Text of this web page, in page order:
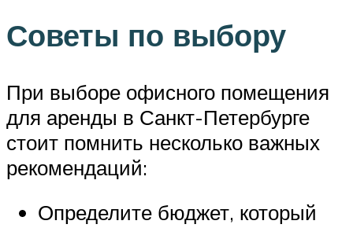
Советы по выбору
При выборе офисного помещения
для аренды в Санкт-Петербурге
стоит помнить несколько важных
рекомендаций:
Определите бюджет, который